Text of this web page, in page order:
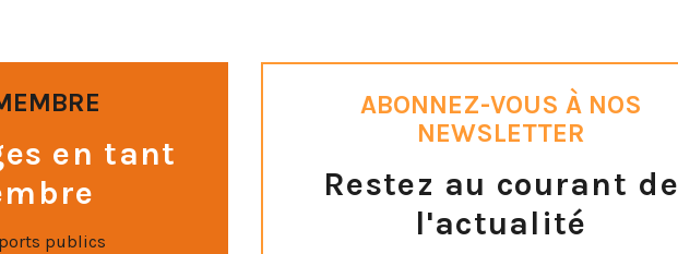
en tant
publics
ABONNEZ-VOUS À NOS
NEWSLETTER
Restez au courant de
l'actualité